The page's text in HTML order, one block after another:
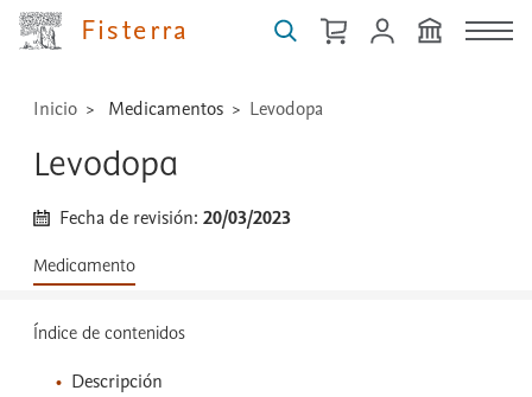
Fisterra
...
Inicio Medicamentos Levodopa
Levodopa
Fecha de revisión:20/03/2023
Medicamento
Índice de contenidos
Descripción